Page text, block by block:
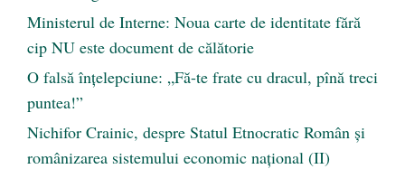
Ministerul de Interne: Noua carte de identitate fără
cip NU este document de călătorie
O falsă înțelepciune: „Fă-te frate cu dracul, pînă treci
puntea!”
Nichifor Crainic, despre Statul Etnocratic Român şi
românizarea sistemului economic naţional (II)